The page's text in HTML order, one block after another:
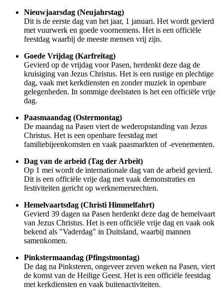
Nieuwjaarsdag (Neujahrstag)
Dit is de eerste dag van het jaar, 1 januari. Het wordt gevierd
met vuurwerk en goede voornemens. Het is een officiële
feestdag waarbij de meeste mensen vrij zijn.
Goede Vrijdag (Karfreitag)
Gevierd op de vrijdag voor Pasen, herdenkt deze dag de
kruisiging van Jezus Christus. Het is een rustige en plechtige
dag, vaak met kerkdiensten en zonder muziek in openbare
gelegenheden. In sommige deelstaten is het een officiële vrije
dag.
Paasmaandag (Ostermontag)
De maandag na Pasen viert de wederopstanding van Jezus
Christus. Het is een openbare feestdag met
familiebijeenkomsten en vaak paasmarkten of -evenementen.
Dag van de arbeid (Tag der Arbeit)
Op 1 mei wordt de internationale dag van de arbeid gevierd.
Dit is een officiële vrije dag met vaak demonstraties en
festiviteiten gericht op werknemersrechten.
Hemelvaartsdag (Christi Himmelfahrt)
Gevierd 39 dagen na Pasen herdenkt deze dag de hemelvaart
van Jezus Christus. Het is een officiële vrije dag en vaak ook
bekend als "Vaderdag" in Duitsland, waarbij mannen
samenkomen.
Pinkstermaandag (Pfingstmontag)
De dag na Pinksteren, ongeveer zeven weken na Pasen, viert
de komst van de Heilige Geest. Het is een officiële feestdag
met kerkdiensten en vaak buitenactiviteiten.